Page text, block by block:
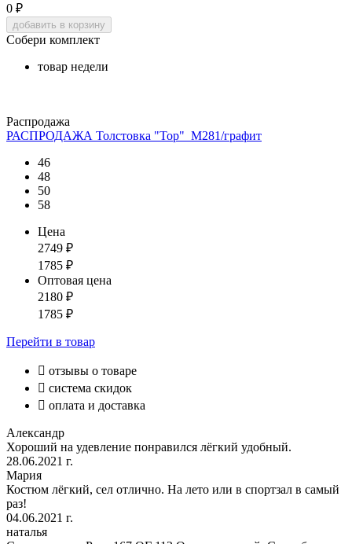
0 ₽
добавить в корзину
Собери комплект
товар недели
Распродажа
РАСПРОДАЖА Толстовка "Тор"_М281/графит
46
48
50
58
Цена
2749 ₽
1785 ₽
Оптовая цена
2180 ₽
1785 ₽
Перейти в товар
 отзывы о товаре
 система скидок
 оплата и доставка
Александр
Хороший на удевление понравился лёгкий удобный.
28.06.2021 г.
Мария
Костюм лёгкий, сел отлично. На лето или в спортзал в самый
раз!
04.06.2021 г.
наталья